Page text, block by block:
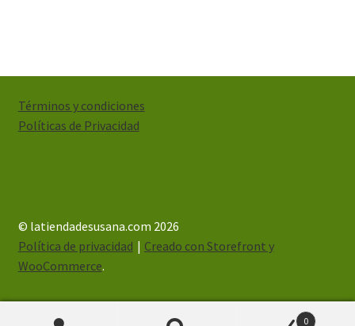
Términos y condiciones
Políticas de Privacidad
© latiendadesusana.com 2026
Política de privacidad
Creado con Storefront y
WooCommerce.
0